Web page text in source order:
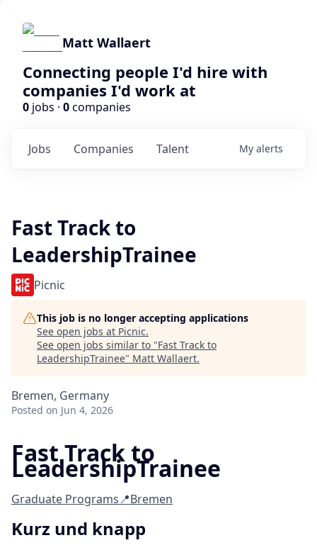
Matt Wallaert
Connecting people I'd hire with
companies I'd work at
0 jobs · 0companies
Jobs Companies Talent My alerts
Fast Track to
LeadershipTrainee
Picnic
This job is no longer accepting applications
See open jobs at Picnic.
See open jobs similar to "Fast Track to
LeadershipTrainee" Matt Wallaert.
Bremen, Germany
Posted on Jun 4, 2026
Fast Track to
LeadershipTrainee
Graduate Programs📍Bremen
Kurz und knapp